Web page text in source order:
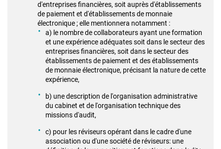
d'entreprises financières, soit auprès d'établissements
de paiement et d'établissements de monnaie
électronique ; elle mentionnera notamment :
a) le nombre de collaborateurs ayant une formation
et une expérience adéquates soit dans le secteur des
entreprises financières, soit dans le secteur des
établissements de paiement et des établissements
de monnaie électronique, précisant la nature de cette
expérience,
b) une description de l'organisation administrative
du cabinet et de l'organisation technique des
missions d'audit,
c) pour les réviseurs opérant dans le cadre d'une
association ou d'une société de réviseurs: une